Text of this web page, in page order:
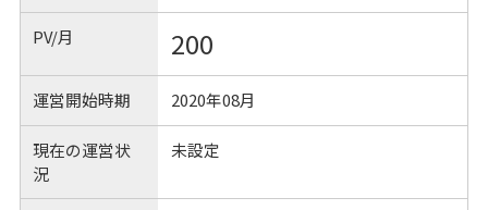
PV/月 200
運営開始時期 2020年08月
現在の運営状
況
未設定